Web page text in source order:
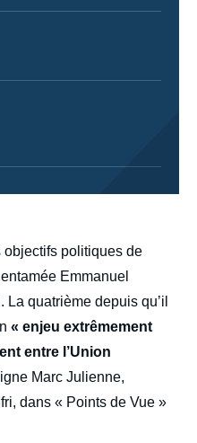
objectifs politiques de
Emmanuel
quatrième depuis qu’il
« enjeu extrêmement
entre l’Union
Marc Julienne,
dans « Points de Vue »